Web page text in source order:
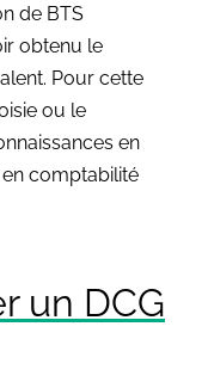
de BTS
obtenu le
Pour cette
ou le
en
comptabilité
un DCG